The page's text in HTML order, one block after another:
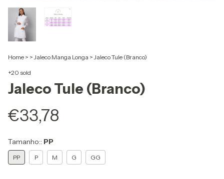
Home > > Jaleco Manga Longa > Jaleco Tule (Branco)
+20 sold
Jaleco Tule (Branco)
€33,78
Tamanho:: PP
PP P M G GG